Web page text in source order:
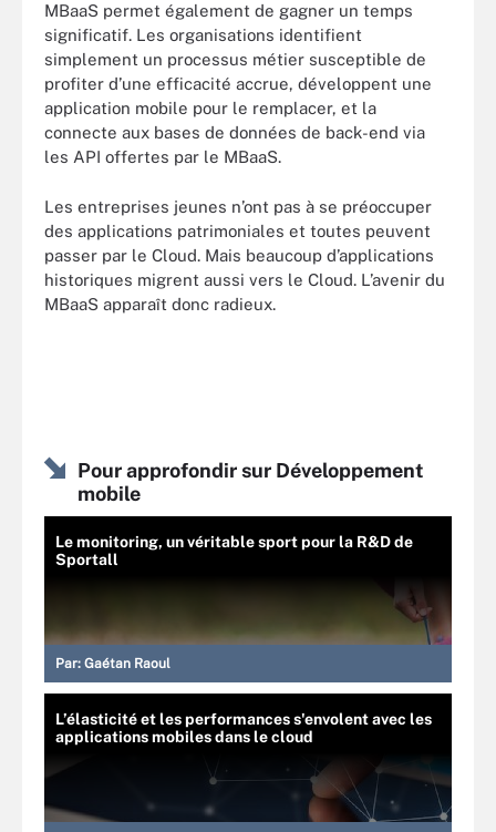
MBaaS permet également de gagner un temps
significatif. Les organisations identifient
simplement un processus métier susceptible de
profiter d’une efficacité accrue, développent une
application mobile pour le remplacer, et la
connecte aux bases de données de back-end via
les API offertes par le MBaaS.
Les entreprises jeunes n’ont pas à se préoccuper
des applications patrimoniales et toutes peuvent
passer par le Cloud. Mais beaucoup d’applications
historiques migrent aussi vers le Cloud. L’avenir du
MBaaS apparaît donc radieux.
Pour approfondir sur Développement
mobile
Le monitoring, un véritable sport pour la R&D de
Sportall
Par: Gaétan Raoul
L’élasticité et les performances s'envolent avec les
applications mobiles dans le cloud